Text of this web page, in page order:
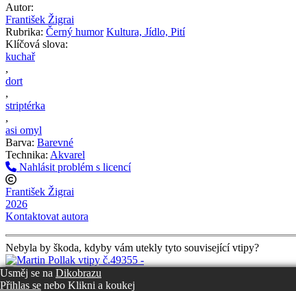
Autor:
František Žigrai
Rubrika: Černý humor Kultura, Jídlo, Pití
Klíčová slova:
kuchař
,
dort
,
striptérka
,
asi omyl
Barva: Barevné
Technika: Akvarel
Nahlásit problém s licencí
František Žigrai
2026
Kontaktovat autora
Nebyla by škoda, kdyby vám utekly tyto související vtipy?
Usměj se na Dikobrazu
Přihlas se nebo Klikni a koukej